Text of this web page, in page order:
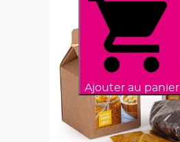
Ajouter au panier